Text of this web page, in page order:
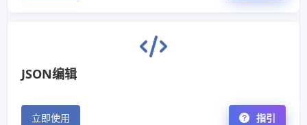
JSON编辑
立即使用 指引